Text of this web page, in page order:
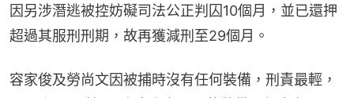
因另涉潛逃被控妨礙司法公正判囚10個月，並已還押
超過其服刑刑期，故再獲減刑至29個月。
容家俊及勞尚文因被捕時沒有任何裝備，刑責最輕，